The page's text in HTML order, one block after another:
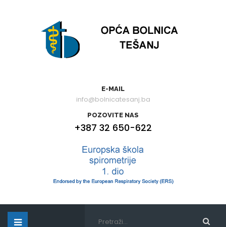
E-MAIL
info@bolnicatesanj.ba
POZOVITE NAS
+387 32 650-622